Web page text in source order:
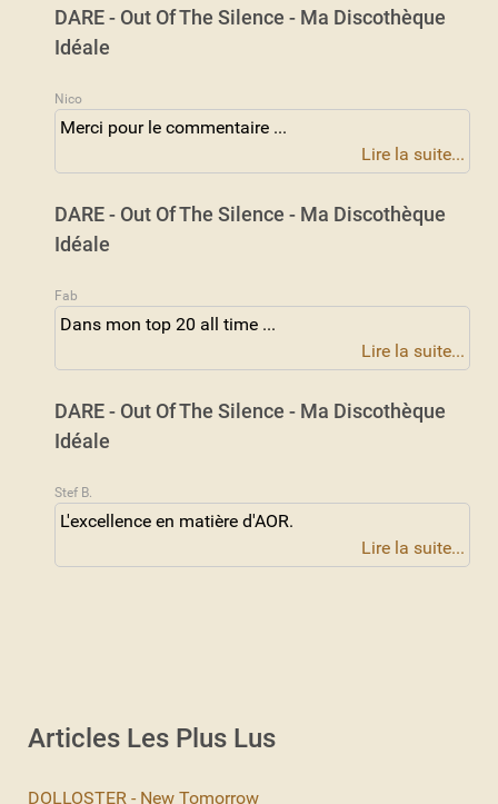
DARE - Out Of The Silence - Ma Discothèque
Idéale
Nico
Merci pour le commentaire ...
Lire la suite...
DARE - Out Of The Silence - Ma Discothèque
Idéale
Fab
Dans mon top 20 all time ...
Lire la suite...
DARE - Out Of The Silence - Ma Discothèque
Idéale
Stef B.
L'excellence en matière d'AOR.
Lire la suite...
Articles Les Plus Lus
DOLLOSTER - New Tomorrow